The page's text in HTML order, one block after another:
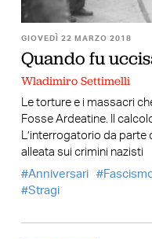
GIOVEDÌ 22 MARZO 2018
Quando fu
Wladimiro Settimelli
Le torture e i massacri
Fosse Ardeatine. Il
L’interrogatorio da
alleata sui crimini nazisti
Anniversari
Stragi